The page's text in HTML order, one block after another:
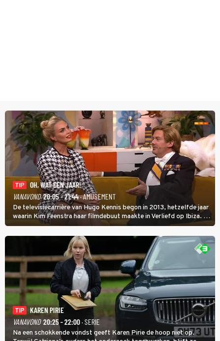
TIP
OH, WAT EEN JAAR!
VANAVOND 20:05 - 21:44· AMUSEMENT
De televisiecarrière van Hugo Kennis begon in 2013, hetzelfde jaar
waarin Kim Feenstra haar filmdebuut maakte in Verliefd op Ibiza. In
Oh, Wat een Jaar! wordt duidelijk wat ze nog meer weten van het
jaar waarin ze allebei eindtwintigers waren.
TIP
KAREN PIRIE
VANAVOND 20:25 - 22:00· SERIE
Na een schokkende vondst geeft Karen Pirie de hoop niet op.